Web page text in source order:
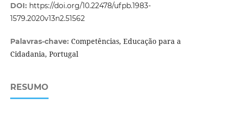
DOI: https://doi.org/10.22478/ufpb.1983-
1579.2020v13n2.51562
Palavras-chave: Competências, Educação para a
Cidadania, Portugal
RESUMO